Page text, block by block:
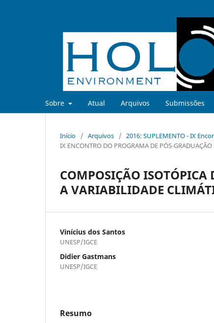
Sobre Atual Arquivos Submissões
Início / Arquivos / 2016: SUPLEMENTO - IX
IX ENCONTRO DO PROGRAMA DE PÓS-
COMPOSIÇÃO ISOTÓPICA
A VARIABILIDADE
Vinícius dos Santos
UNESP/IGCE
Didier Gastmans
UNESP/IGCE
Resumo